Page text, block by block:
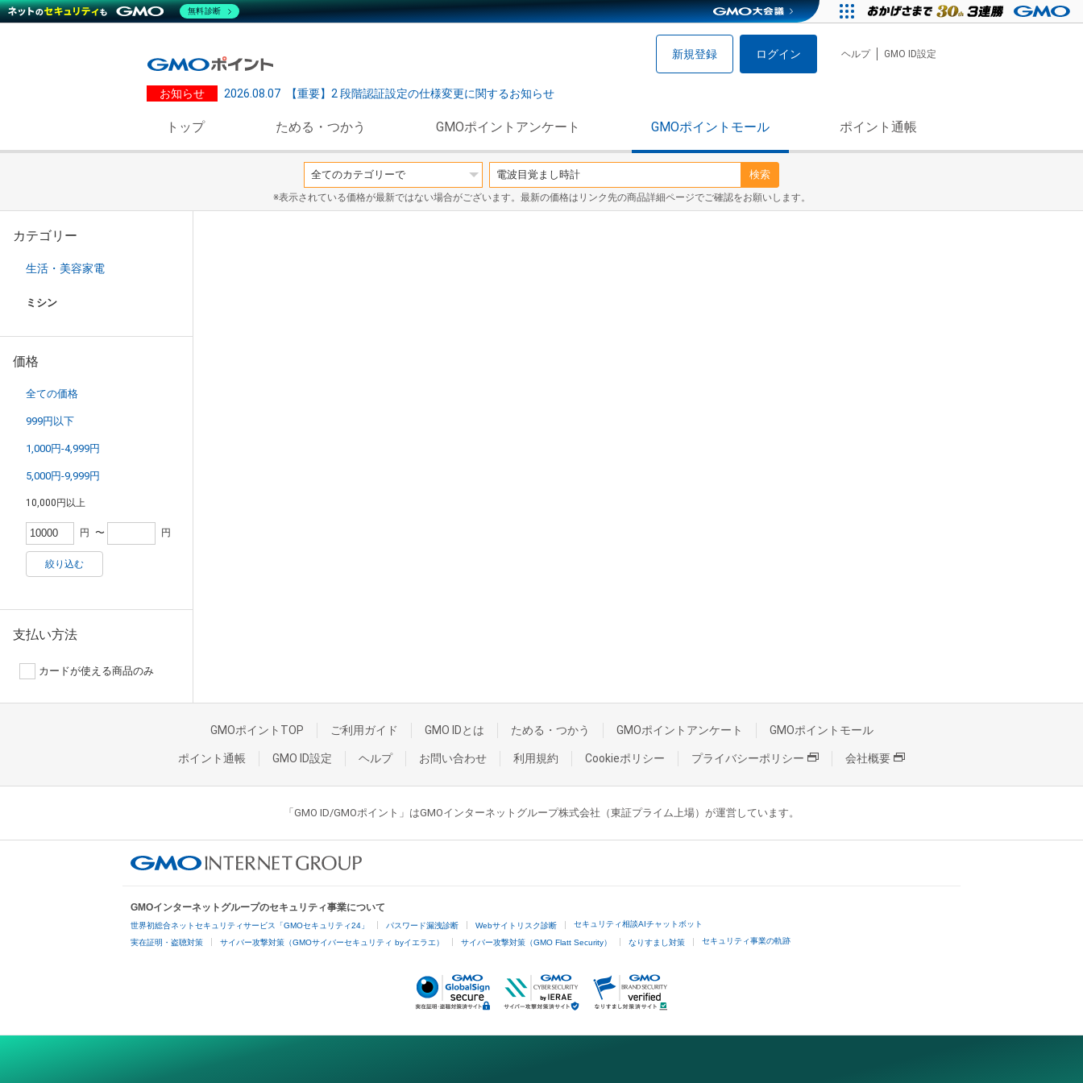
新規登録 ログイン ヘルプ GMO ID設定
お知らせ 2026.08.07 【重要】2 段階認証設定の仕様変更に関するお知らせ
トップ ためる・つかう GMOポイントアンケート GMOポイントモール ポイント通帳
検索
※表示されている価格が最新ではない場合がございます。最新の価格はリンク先の商品詳細ページでご確認をお願いします。
カテゴリー
生活・美容家電
ミシン
価格
全ての価格
999円以下
1,000円-4,999円
5,000円-9,999円
10,000円以上
円 〜 円
絞り込む
支払い方法
カードが使える商品のみ
GMOポイントTOP ご利用ガイド GMO IDとは ためる・つかう GMOポイントアンケート GMOポイントモール
ポイント通帳 GMO ID設定 ヘルプ お問い合わせ 利用規約 Cookieポリシー プライバシーポリシー 会社概要
「GMO ID/GMOポイント」はGMOインターネットグループ株式会社（東証プライム上場）が運営しています。
GMOインターネットグループのセキュリティ事業について
世界初総合ネットセキュリティサービス「GMOセキュリティ24」 パスワード漏洩診断 Webサイトリスク診断 セキュリティ相談AIチャットボット
実在証明・盗聴対策 サイバー攻撃対策（GMOサイバーセキュリティ byイエラエ） サイバー攻撃対策（GMO Flatt Security） なりすまし対策 セキュリティ事業の軌跡
無料診断